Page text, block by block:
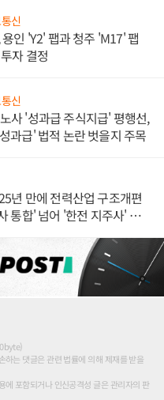
신
인 'Y2' 팹과 청주 'M17' 팹
자 결정
신
사 '성과급 주식지급' 평행선,
과급' 법적 논란 벗을지 주목
년 만에 전력산업 구조개편
통합' 넘어 '한전 지주사' 재편
하는 댓글은 관련 법률에 의해 제재를 받을
에 포함되거나 인신공격성 글은 관리자의 판